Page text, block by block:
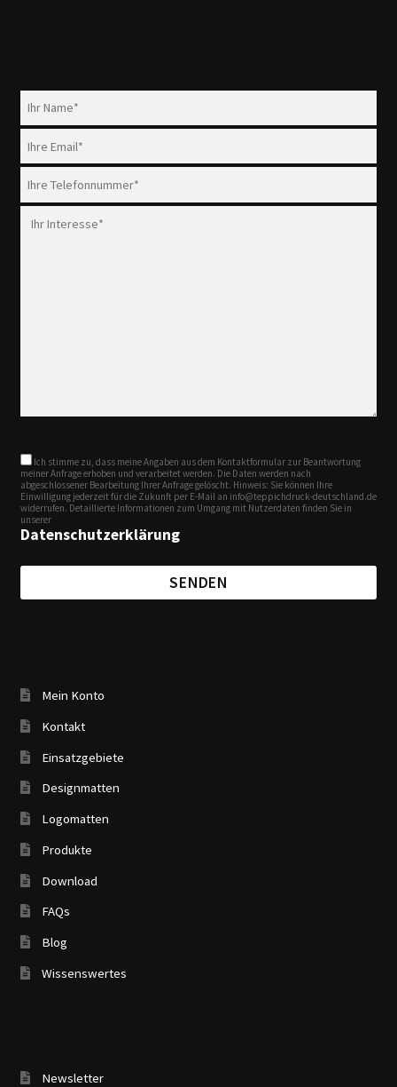
Mein Konto
Kontakt
Einsatzgebiete
Designmatten
Logomatten
Produkte
Download
FAQs
Blog
Wissenswertes
Newsletter
Ich stimme zu, dass meine Angaben aus dem Kontaktformular zur Beantwortung
meiner Anfrage erhoben und verarbeitet werden. Die Daten werden nach
abgeschlossener Bearbeitung Ihrer Anfrage gelöscht. Hinweis: Sie können Ihre
Einwilligung jederzeit für die Zukunft per E-Mail an info@teppichdruck-deutschland.de
widerrufen. Detaillierte Informationen zum Umgang mit Nutzerdaten finden Sie in
unserer
Datenschutzerklärung